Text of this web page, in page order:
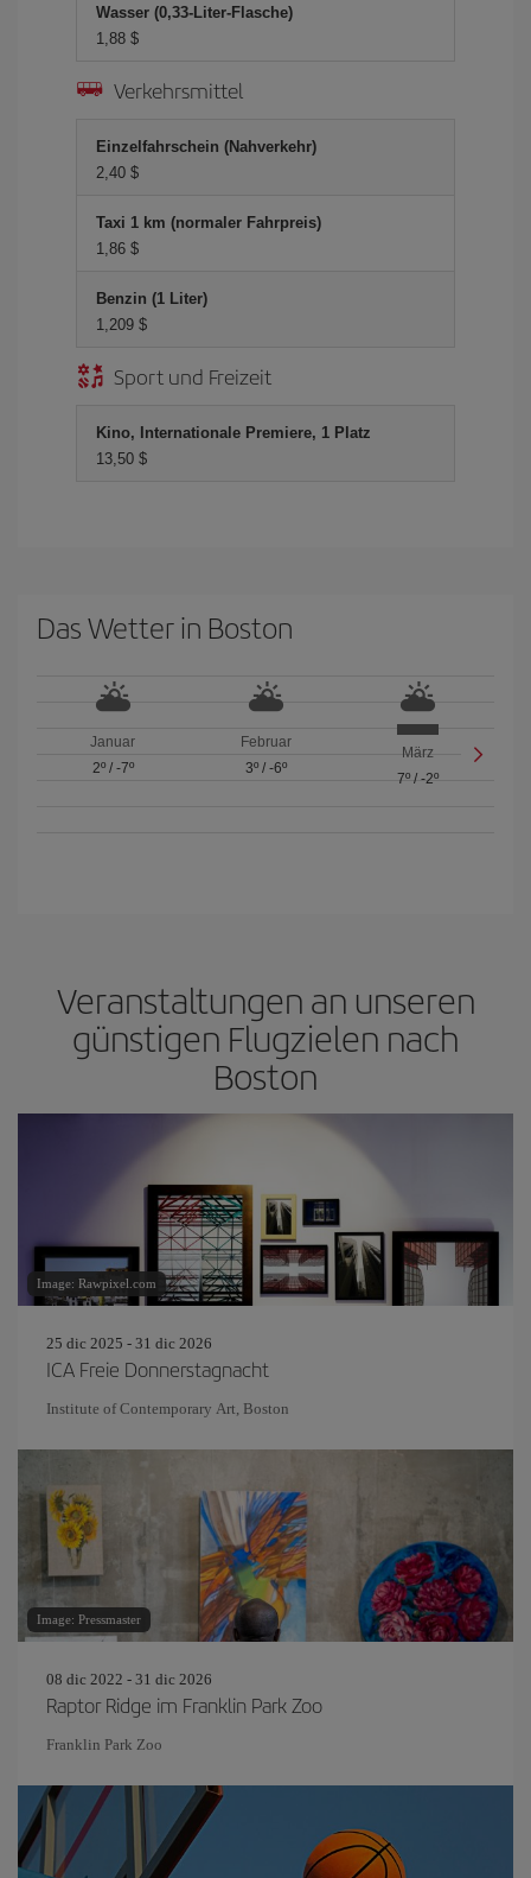
Wasser (0,33-Liter-Flasche)
1,88 $
Verkehrsmittel
Einzelfahrschein (Nahverkehr)
2,40 $
Taxi 1 km (normaler Fahrpreis)
1,86 $
Benzin (1 Liter)
1,209 $
Sport und Freizeit
Kino, Internationale Premiere, 1 Platz
13,50 $
Das Wetter in Boston
Januar
2º/ -7º
Februar
3º/ -6º
März
7º /-2º
Veranstaltungen an unseren
günstigen Flugzielen nach
Boston
Image: Rawpixel.com
25 dic 2025 - 31 dic 2026
ICA Freie Donnerstagnacht
Institute of Contemporary Art, Boston
Image: Pressmaster
08 dic 2022 - 31 dic 2026
Raptor Ridge im Franklin Park Zoo
Franklin Park Zoo